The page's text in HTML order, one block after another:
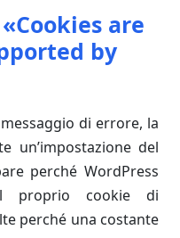
are
by
di errore, la
un’impostazione del
perché WordPress
proprio cookie di
perché una costante